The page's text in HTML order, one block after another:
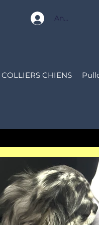
Anmelden
COLLIERS CHIENS